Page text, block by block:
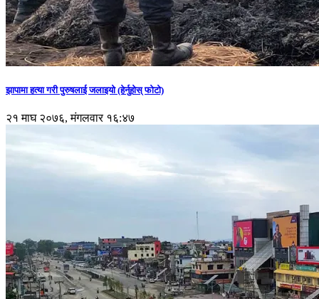
झापामा हत्या गरी पुरुषलाई जलाइयो (हेर्नुहाेस् फाेटाे)
२१ माघ २०७६, मंगलवार १६:४७